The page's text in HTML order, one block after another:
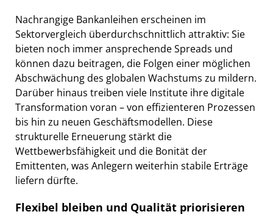
Nachrangige Bankanleihen erscheinen im
Sektorvergleich überdurchschnittlich attraktiv: Sie
bieten noch immer ansprechende Spreads und
können dazu beitragen, die Folgen einer möglichen
Abschwächung des globalen Wachstums zu mildern.
Darüber hinaus treiben viele Institute ihre digitale
Transformation voran – von effizienteren Prozessen
bis hin zu neuen Geschäftsmodellen. Diese
strukturelle Erneuerung stärkt die
Wettbewerbsfähigkeit und die Bonität der
Emittenten, was Anlegern weiterhin stabile Erträge
liefern dürfte.
Flexibel bleiben und Qualität priorisieren